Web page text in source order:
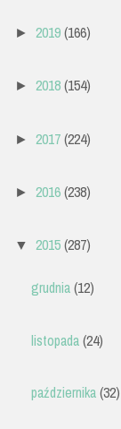
► 2019(166)
► 2018(154)
► 2017(224)
► 2016(238)
▼ 2015(287)
grudnia(12)
listopada(24)
października(32)